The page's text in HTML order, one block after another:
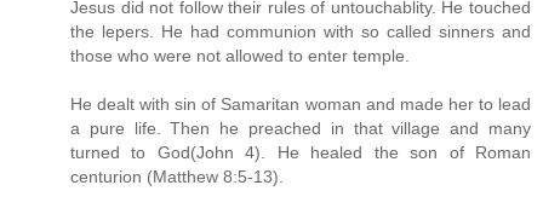
Jesus did not follow their rules of untouchablity. He touched
the lepers. He had communion with so called sinners and
those who were not allowed to enter temple.
He dealt with sin of Samaritan woman and made her to lead
a pure life. Then he preached in that village and many
turned to God(John 4). He healed the son of Roman
centurion (Matthew 8:5-13).